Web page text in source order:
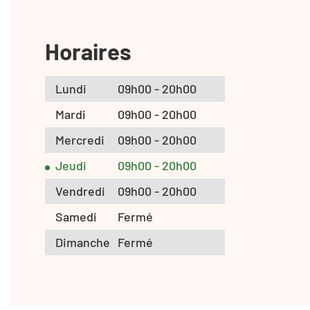
Horaires
Lundi
09h00 - 20h00
Mardi
09h00 - 20h00
Mercredi
09h00 - 20h00
Jeudi
09h00 - 20h00
Vendredi
09h00 - 20h00
Samedi
Fermé
Dimanche Fermé